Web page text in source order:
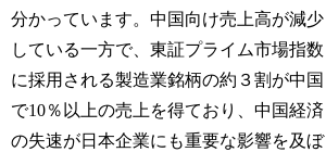
分かっています。中国向け売上高が減少
している一方で、東証プライム市場指数
に採用される製造業銘柄の約３割が中国
で10％以上の売上を得ており、中国経済
の失速が日本企業にも重要な影響を及ぼ